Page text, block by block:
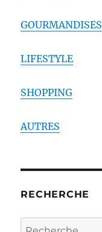
GOURMANDISES
LIFESTYLE
SHOPPING
AUTRES
RECHERCHE
Recherche